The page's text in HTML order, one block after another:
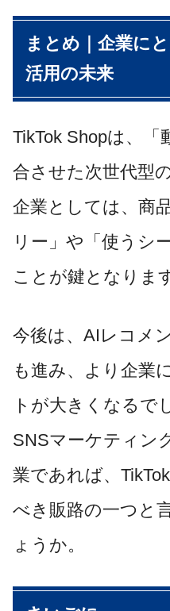
まとめ｜企業に
活用の未来
TikTok Shopは、「
合させた次世代型
企業としては、商
リー」や「使うシ
ことが鍵となりま
今後は、AIレコメ
も進み、より企業
トが大きくなるで
SNSマーケティン
業であれば、
べき販路の一つと
ょうか。